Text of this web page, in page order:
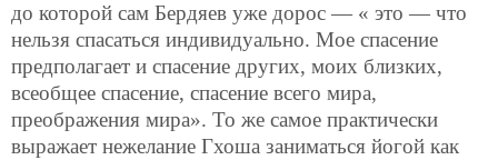
до которой сам Бердяев уже дорос — « это — что
нельзя спасаться индивидуально. Мое спасение
предполагает и спасение других, моих близких,
всеобщее спасение, спасение всего мира,
преображения мира». То же самое практически
выражает нежелание Гхоша заниматься йогой как